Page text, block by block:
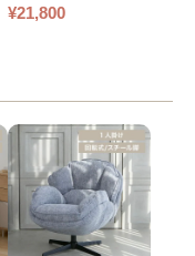
ックソファ ワイド
¥21,800